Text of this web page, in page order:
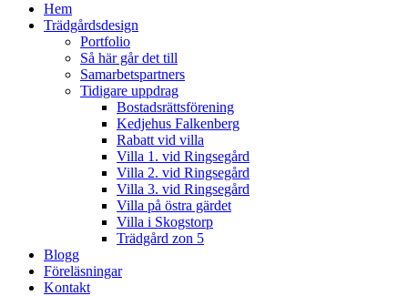
Hem
Trädgårdsdesign
Portfolio
Så här går det till
Samarbetspartners
Tidigare uppdrag
Bostadsrättsförening
Kedjehus Falkenberg
Rabatt vid villa
Villa 1. vid Ringsegård
Villa 2. vid Ringsegård
Villa 3. vid Ringsegård
Villa på östra gärdet
Villa i Skogstorp
Trädgård zon 5
Blogg
Föreläsningar
Kontakt